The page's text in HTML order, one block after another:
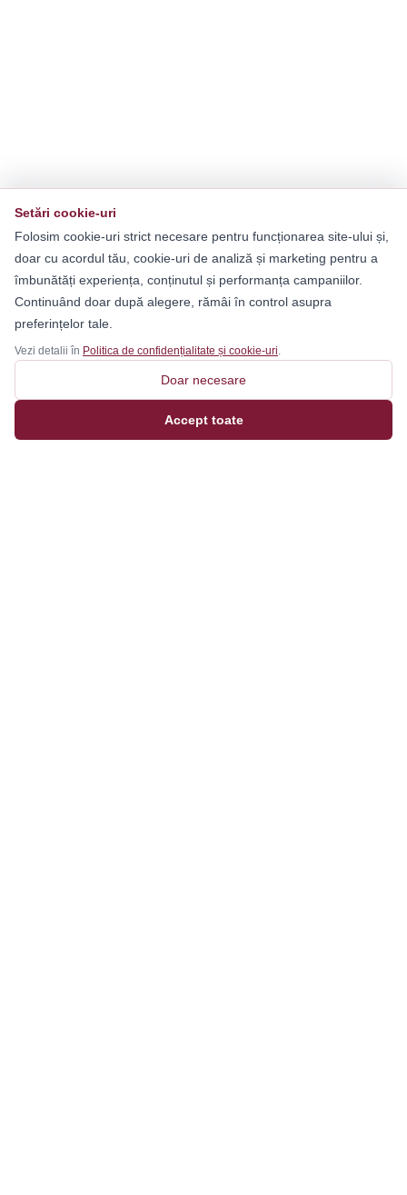
Setări cookie-uri
Folosim cookie-uri strict necesare pentru funcționarea site-ului și,
doar cu acordul tău, cookie-uri de analiză și marketing pentru a
îmbunătăți experiența, conținutul și performanța campaniilor.
Continuând doar după alegere, rămâi în control asupra
preferințelor tale.
Vezi detalii în Politica de confidențialitate și cookie-uri.
Doar necesare
Accept toate